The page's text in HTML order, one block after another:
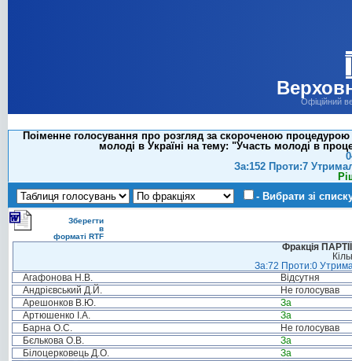
Офіційний
Поіменне голосування про розгляд за скороченою
молоді в Україні на тему: "Участь молоді в
За:152 Проти:7
- Вибрати зі
Зберегти
в
форматі RTF
Фракція
За:72 Проти:0
Агафонова Н.В.
Відсутня
Андрієвський Д.Й.
Не голосував
Арешонков В.Ю.
За
Артюшенко І.А.
За
Барна О.С.
Не голосував
Бєлькова О.В.
За
Білоцерковець Д.О.
За